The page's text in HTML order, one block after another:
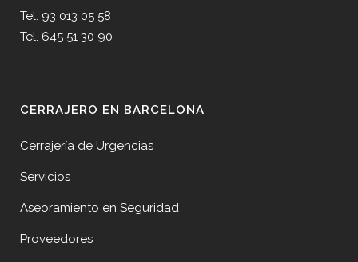
Tel. 93 013 05 58
Tel. 645 51 30 90
CERRAJERO EN BARCELONA
Cerrajería de Urgencias
Servicios
Aseoramiento en Seguridad
Proveedores